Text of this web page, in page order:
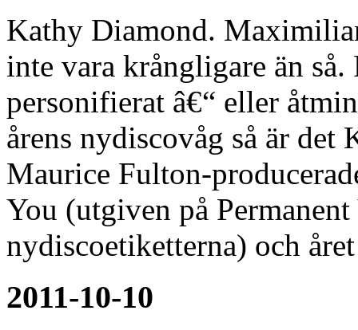
Kathy Diamond.
inte vara krångligare än
personifierat â€“ eller
årens nydiscovåg så är det
Maurice Fulton-
You (utgiven på
nydiscoetiketterna) och
2011-10-10